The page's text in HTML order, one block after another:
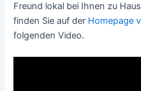
Freund lokal bei Ihnen zu
finden Sie auf der Homepage
folgenden Video.